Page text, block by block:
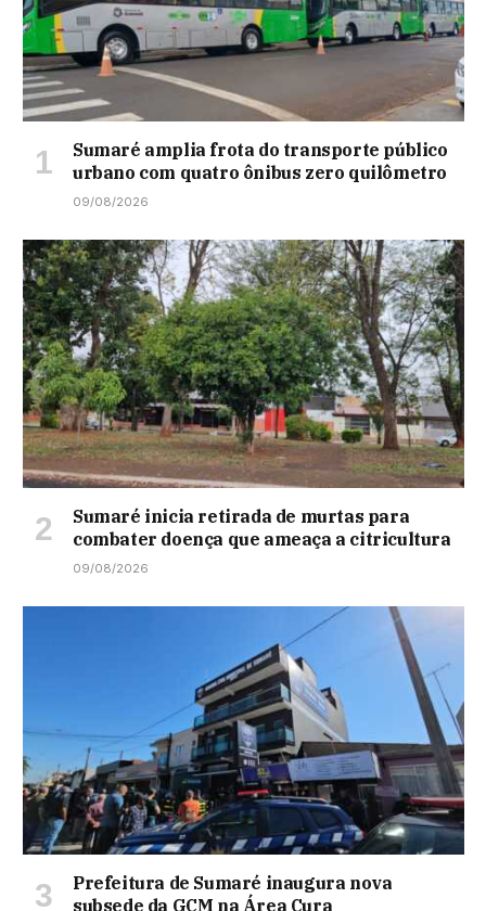
Sumaré amplia frota do transporte público
urbano com quatro ônibus zero quilômetro
09/08/2026
Sumaré inicia retirada de murtas para
combater doença que ameaça a citricultura
09/08/2026
Prefeitura de Sumaré inaugura nova
subsede da GCM na Área Cura